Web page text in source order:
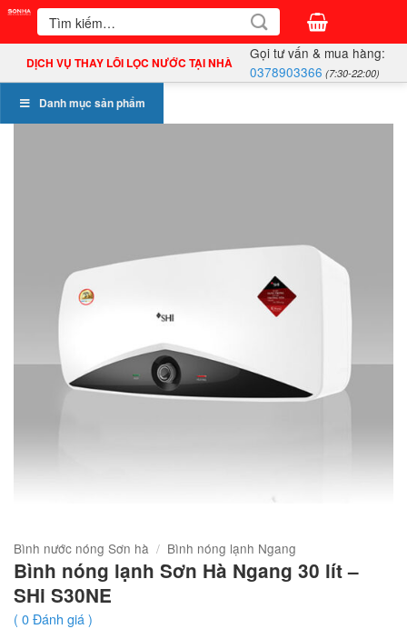
Bỏ
dung
Tìm
kiếm:
DỊCH VỤ THAY LÕI LỌC NƯỚC TẠI NHÀ
Gọi tư vấn & mua hàng:
0378903366 (7:30-22:00)
Danh mục sản phẩm
Bình nước nóng Sơn hà / Bình nóng lạnh Ngang
Bình nóng lạnh Sơn Hà Ngang 30 lít –
SHi S30NE
( 0Đánh giá )